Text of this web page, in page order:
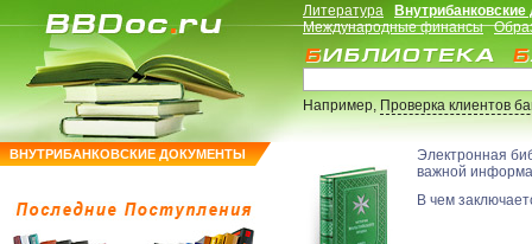
ВНУТРИБАНКОВСКИЕ ДОКУМЕНТЫ
Литература
Международные финансы
Например,Проверка клиентов
Электронная
важной
В чем